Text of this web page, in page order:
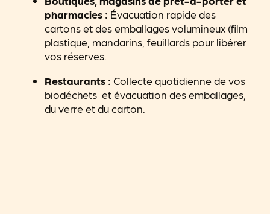
pharmacies : Évacuation rapide des
cartons et des emballages volumineux (film
plastique, mandarins, feuillards pour libérer
vos réserves.
Restaurants : Collecte quotidienne de vos
biodéchets et évacuation des emballages,
du verre et du carton.